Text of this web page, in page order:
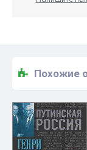
Похожие